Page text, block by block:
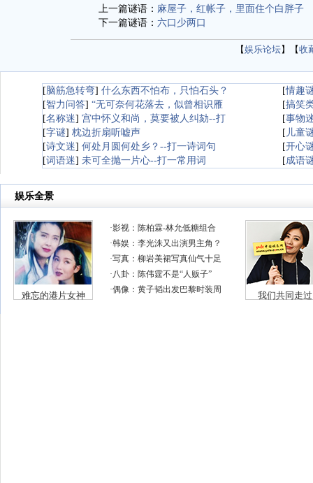
上一篇谜语： 麻屋子，红帐子，里面住个白胖子
下一篇谜语： 六口少两口
【娱乐论坛】【收
[脑筋急转弯] 什么东西不怕布，只怕石头？ [情趣
[智力问答] “无可奈何花落去，似曾相识雁 [搞笑
[名称迷] 宫中怀义和尚，莫要被人纠劾--打 [事物
[字谜] 枕边折扇听嘘声 [ 儿童
[诗文迷] 何处月圆何处乡？--打一诗词句 [开心
[词语迷] 未可全抛一片心--打一常用词 [成语